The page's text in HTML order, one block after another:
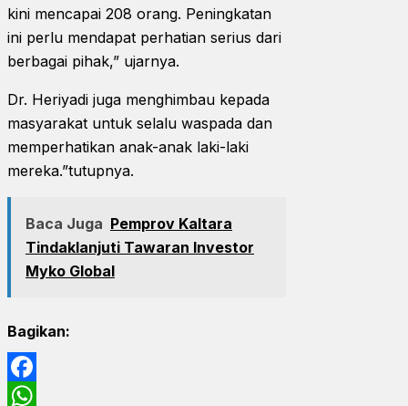
kini mencapai 208 orang. Peningkatan
ini perlu mendapat perhatian serius dari
berbagai pihak,” ujarnya.
Dr. Heriyadi juga menghimbau kepada
masyarakat untuk selalu waspada dan
memperhatikan anak-anak laki-laki
mereka.”tutupnya.
Baca Juga Pemprov Kaltara
Tindaklanjuti Tawaran Investor
Myko Global
Bagikan:
Facebook